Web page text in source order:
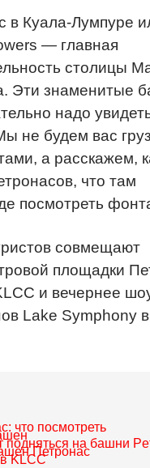
в Куала-Лумпуре
— главная
столицы
Эти знаменитые
надо
не будем вас
а расскажем,
что там
посмотреть
совмещают
площадки
и вечернее
Lake Symphony
что посмотреть
подняться на башни
Петронас
KLCC